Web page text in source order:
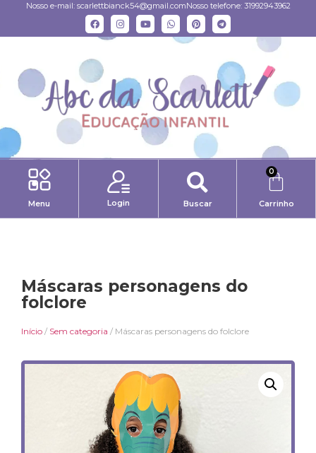
Nosso e-mail: scarlettbianck54@gmail.comNosso telefone: 31992943962
Menu Login Buscar
0
Carrinho
Máscaras personagens do
folclore
Início / Sem categoria / Máscaras personagens do folclore